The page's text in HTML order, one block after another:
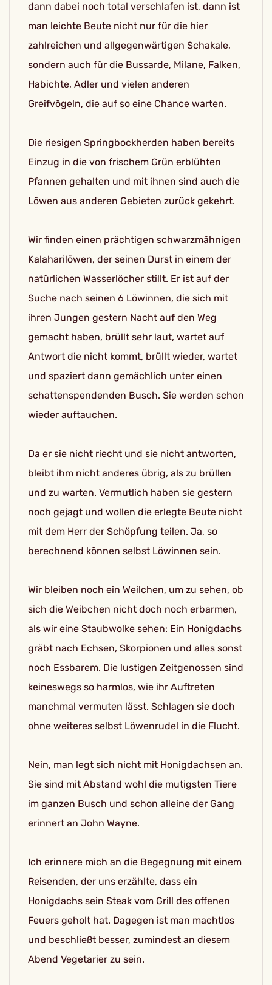
dann dabei noch total verschlafen ist, dann ist
man leichte Beute nicht nur für die hier
zahlreichen und allgegenwärtigen Schakale,
sondern auch für die Bussarde, Milane, Falken,
Habichte, Adler und vielen anderen
Greifvögeln, die auf so eine Chance warten.
Die riesigen Springbockherden haben bereits
Einzug in die von frischem Grün erblühten
Pfannen gehalten und mit ihnen sind auch die
Löwen aus anderen Gebieten zurück gekehrt.
Wir finden einen prächtigen schwarzmähnigen
Kalaharilöwen, der seinen Durst in einem der
natürlichen Wasserlöcher stillt. Er ist auf der
Suche nach seinen 6 Löwinnen, die sich mit
ihren Jungen gestern Nacht auf den Weg
gemacht haben, brüllt sehr laut, wartet auf
Antwort die nicht kommt, brüllt wieder, wartet
und spaziert dann gemächlich unter einen
schattenspendenden Busch. Sie werden schon
wieder auftauchen.
Da er sie nicht riecht und sie nicht antworten,
bleibt ihm nicht anderes übrig, als zu brüllen
und zu warten. Vermutlich haben sie gestern
noch gejagt und wollen die erlegte Beute nicht
mit dem Herr der Schöpfung teilen. Ja, so
berechnend können selbst Löwinnen sein.
Wir bleiben noch ein Weilchen, um zu sehen, ob
sich die Weibchen nicht doch noch erbarmen,
als wir eine Staubwolke sehen: Ein Honigdachs
gräbt nach Echsen, Skorpionen und alles sonst
noch Essbarem. Die lustigen Zeitgenossen sind
keineswegs so harmlos, wie ihr Auftreten
manchmal vermuten lässt. Schlagen sie doch
ohne weiteres selbst Löwenrudel in die Flucht.
Nein, man legt sich nicht mit Honigdachsen an.
Sie sind mit Abstand wohl die mutigsten Tiere
im ganzen Busch und schon alleine der Gang
erinnert an John Wayne.
Ich erinnere mich an die Begegnung mit einem
Reisenden, der uns erzählte, dass ein
Honigdachs sein Steak vom Grill des offenen
Feuers geholt hat. Dagegen ist man machtlos
und beschließt besser, zumindest an diesem
Abend Vegetarier zu sein.